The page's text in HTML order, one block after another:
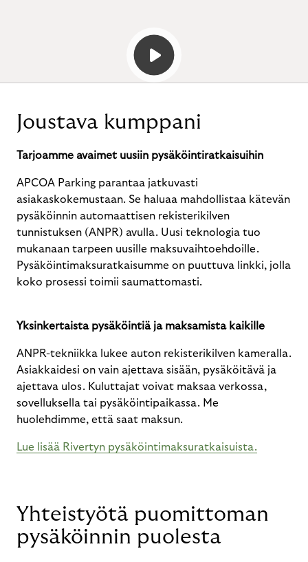
Joustava kumppani
Tarjoamme avaimet uusiin pysäköintiratkaisuihin
APCOA Parking parantaa jatkuvasti
asiakaskokemustaan. Se haluaa mahdollistaa kätevän
pysäköinnin automaattisen rekisterikilven
tunnistuksen (ANPR) avulla. Uusi teknologia tuo
mukanaan tarpeen uusille maksuvaihtoehdoille.
Pysäköintimaksuratkaisumme on puuttuva linkki, jolla
koko prosessi toimii saumattomasti.
Yksinkertaista pysäköintiä ja maksamista kaikille
ANPR-tekniikka lukee auton rekisterikilven kameralla.
Asiakkaidesi on vain ajettava sisään, pysäköitävä ja
ajettava ulos. Kuluttajat voivat maksaa verkossa,
sovelluksella tai pysäköintipaikassa. Me
huolehdimme, että saat maksun.
Lue lisää Rivertyn pysäköintimaksuratkaisuista.
Yhteistyötä puomittoman
pysäköinnin puolesta